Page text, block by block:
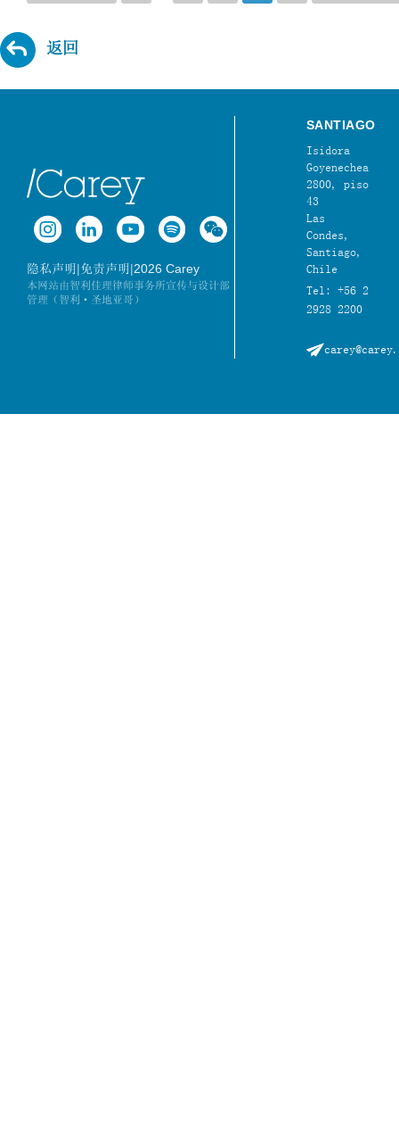
返回
隐私声明|免责声明|2026 Carey
本网站由智利佳理律师事务所宣传与设计部
管理（智利·圣地亚哥）
SANTIAGO
Isidora
Goyenechea
2800, piso
43
Las
Condes,
Santiago,
Chile
Tel: +56 2
2928 2200